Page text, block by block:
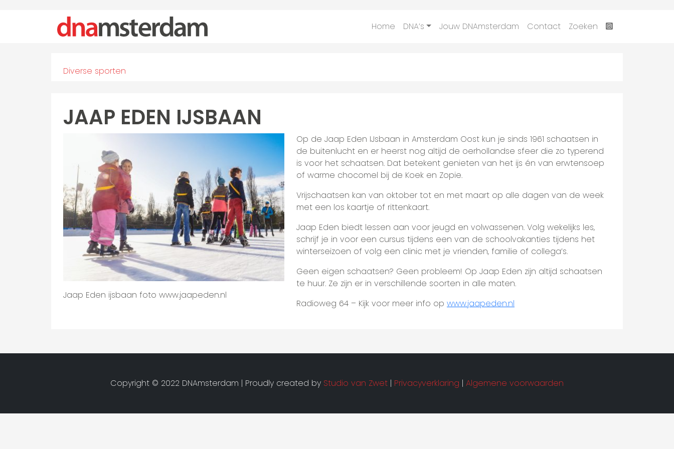
Home DNA’s Jouw DNAmsterdam Contact Zoeken
Diverse sporten
JAAP EDEN IJSBAAN
Jaap Eden ijsbaan foto www.jaapeden.nl
Op de Jaap Eden IJsbaan in Amsterdam Oost kun je sinds 1961 schaatsen in
de buitenlucht en er heerst nog altijd de oerhollandse sfeer die zo typerend
is voor het schaatsen. Dat betekent genieten van het ijs én van erwtensoep
of warme chocomel bij de Koek en Zopie.
Vrijschaatsen kan van oktober tot en met maart op alle dagen van de week
met een los kaartje of rittenkaart.
Jaap Eden biedt lessen aan voor jeugd en volwassenen. Volg wekelijks les,
schrijf je in voor een cursus tijdens een van de schoolvakanties tijdens het
winterseizoen of volg een clinic met je vrienden, familie of collega’s.
Geen eigen schaatsen? Geen probleem! Op Jaap Eden zijn altijd schaatsen
te huur. Ze zijn er in verschillende soorten in alle maten.
Radioweg 64 – Kijk voor meer info op www.jaapeden.nl
Copyright © 2022 DNAmsterdam | Proudly created by Studio van Zwet | Privacyverklaring | Algemene voorwaarden